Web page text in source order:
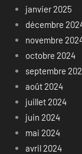
janvier 2025
décembre
novembre
octobre 2024
septembre
août 2024
juillet 2024
juin 2024
mai 2024
avril 2024